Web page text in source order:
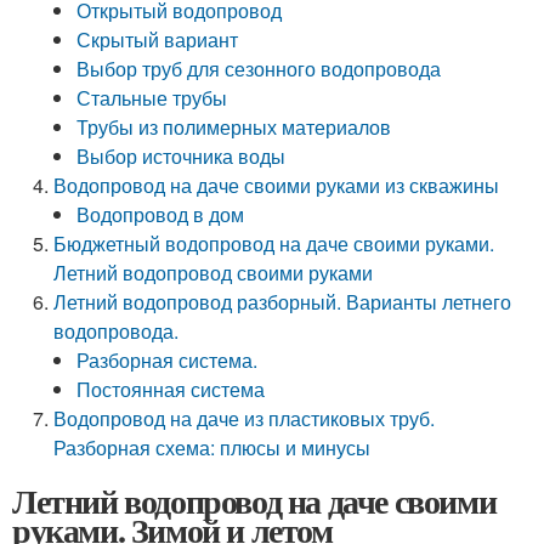
Открытый водопровод
Скрытый вариант
Выбор труб для сезонного водопровода
Стальные трубы
Трубы из полимерных материалов
Выбор источника воды
Водопровод на даче своими руками из скважины
Водопровод в дом
Бюджетный водопровод на даче своими руками.
Летний водопровод своими руками
Летний водопровод разборный. Варианты летнего
водопровода.
Разборная система.
Постоянная система
Водопровод на даче из пластиковых труб.
Разборная схема: плюсы и минусы
Летний водопровод на даче своими
руками. Зимой и летом